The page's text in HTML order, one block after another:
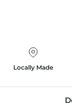
Locally Made